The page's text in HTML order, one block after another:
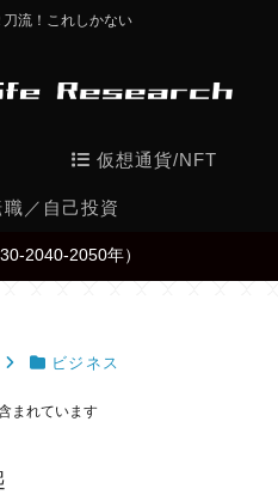
流！これしかない
仮想通貨/NFT
／自己投資
2040-2050年）
ビジネス
まれています